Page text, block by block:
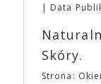
Data
Skóry.
Strona: